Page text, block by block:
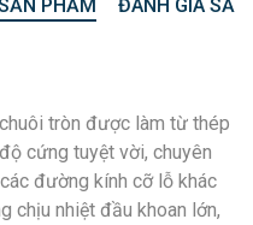
PHẨM ĐÁNH GIÁ
tròn được làm từ thép
cứng tuyệt vời, chuyên
đường kính cỡ lỗ khác
chịu nhiệt đầu khoan lớn,